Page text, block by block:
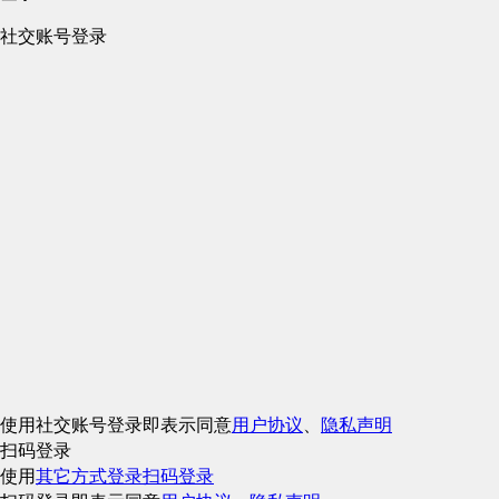
社交账号登录
使用社交账号登录即表示同意用户协议、 隐私声明
扫码登录
使用其它方式登录扫码登录